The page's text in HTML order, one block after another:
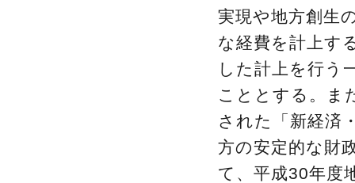
実現や地方創生
な経費を計上す
した計上を行う
こととする。ま
された「新経済
方の安定的な財
て、平成30年度